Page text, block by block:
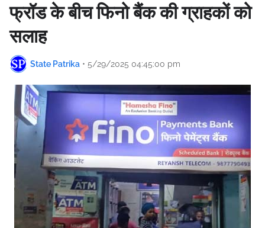
फ्रॉड के बीच फिनो बैंक की ग्राहकों को
सलाह
State Patrika • 5/29/2025 04:45:00 pm